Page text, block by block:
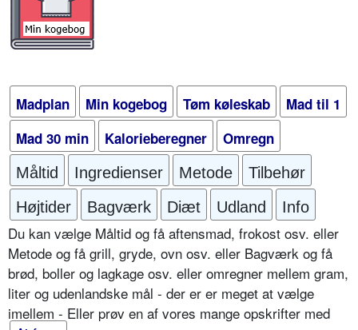
Madplan Min kogebog Tøm køleskab
Mad til 1
Mad 30 min
Kalorieberegner Omregn
Måltid Ingredienser Metode
Tilbehør
Højtider
Bagværk Diæt Udland Info
Du kan vælge Måltid og få aftensmad, frokost osv. eller
Metode og få grill, gryde, ovn osv. eller Bagværk og få
brød, boller og lagkage osv. eller omregner mellem gram,
liter og udenlandske mål - der er er meget at vælge
imellem - Eller prøv en af vores mange opskrifter med